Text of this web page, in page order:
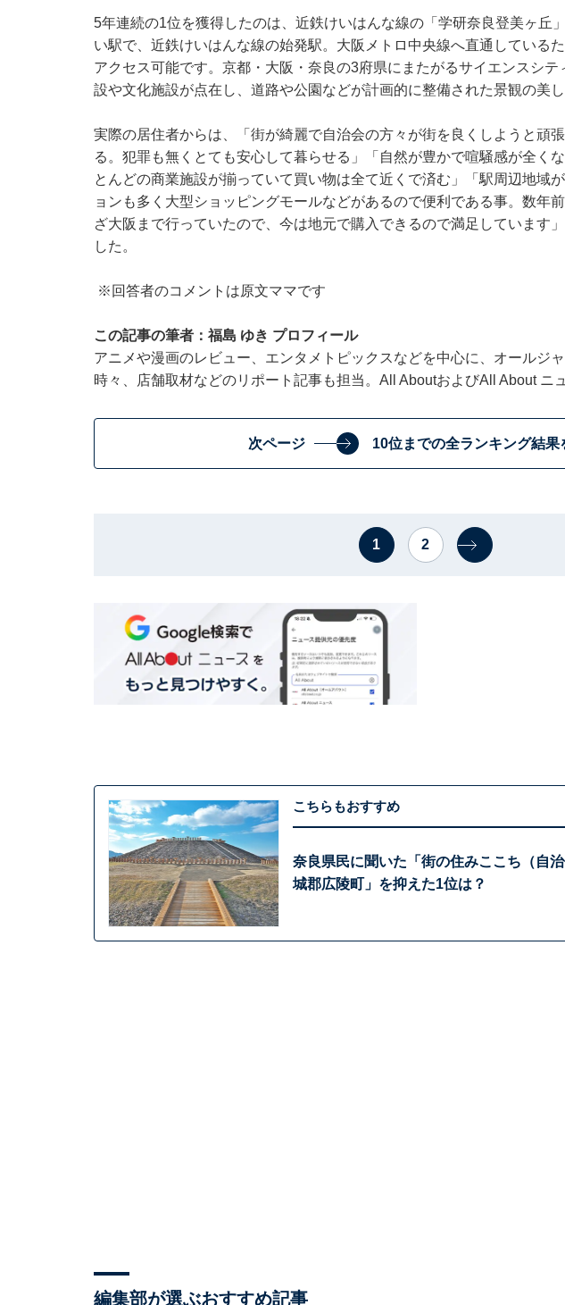
5年連続の1位を獲得したのは、近鉄けいはんな線の「学研奈良登美ヶ丘
い駅で、近鉄けいはんな線の始発駅。大阪メトロ中央線へ直通している
アクセス可能です。京都・大阪・奈良の3府県にまたがるサイエンスシ
設や文化施設が点在し、道路や公園などが計画的に整備された景観の美し
実際の居住者からは、「街が綺麗で自治会の方々が街を良くしようと頑
る。犯罪も無くとても安心して暮らせる」「自然が豊かで喧騒感が全く
とんどの商業施設が揃っていて買い物は全て近くで済む」「駅周辺地域
ョンも多く大型ショッピングモールなどがあるので便利である事。数年
ざ大阪まで行っていたので、今は地元で購入できるので満足しています
した。
※回答者のコメントは原文ママです
この記事の筆者：福島 ゆき プロフィール
アニメや漫画のレビュー、エンタメトピックスなどを中心に、オールジ
時々、店舗取材などのリポート記事も担当。All AboutおよびAll About ニ
次ページ 10位までの全ランキング結果
1 2
こちらもおすすめ
奈良県民に聞いた「街の住みここち（自
城郡広陵町」を抑えた1位は？
編集部が選ぶおすすめ記事